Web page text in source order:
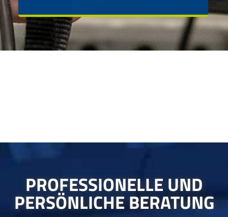
PROFESSIONELLE UND
PERSÖNLICHE BERATUNG